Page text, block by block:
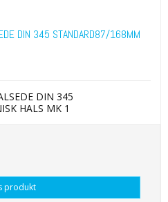
DIN 345 STANDARD87/168MM
DIN 345
HALS MK 1
produkt